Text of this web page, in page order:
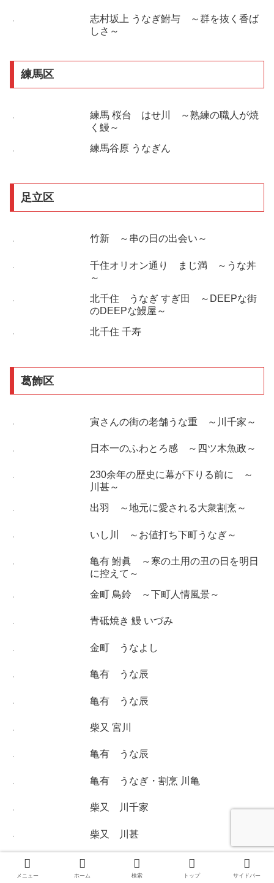
志村坂上 うなぎ鮒与 ～群を抜く香ば
しさ～
練馬区
練馬 桜台 はせ川 ～熟練の職人が焼
く鰻～
練馬谷原 うなぎん
足立区
竹新 ～串の日の出会い～
千住オリオン通り まじ満 ～うな丼
～
北千住 うなぎ すぎ田 ～DEEPな街
のDEEPな鰻屋～
北千住 千寿
葛飾区
寅さんの街の老舗うな重 ～川千家～
日本一のふわとろ感 ～四ツ木魚政～
230余年の歴史に幕が下りる前に ～
川甚～
出羽 ～地元に愛される大衆割烹～
いし川 ～お値打ち下町うなぎ～
亀有 鮒眞 ～寒の土用の丑の日を明日
に控えて～
金町 鳥鈴 ～下町人情風景～
青砥焼き 鰻 いづみ
金町 うなよし
亀有 うな辰
亀有 うな辰
柴又 宮川
亀有 うな辰
亀有 うなぎ・割烹 川亀
柴又 川千家
柴又 川甚
メニュー ホーム 検索 トップ サイドバー